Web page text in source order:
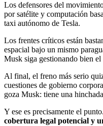
Los defensores del
por satélite y computación
taxi autónomo de Tesla.
Los frentes críticos están
espacial bajo un mismo
Musk siga gestionando bien
Al final, el freno más serio
cuestiones de gobierno
goza Musk: tiene una
Y ese es precisamente el
cobertura legal potencial y